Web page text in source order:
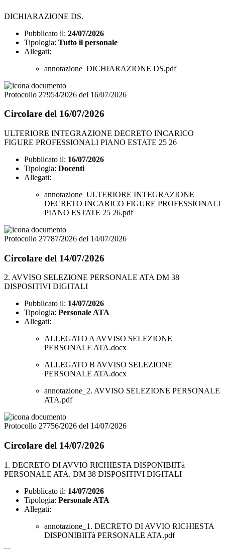
DICHIARAZIONE DS.
Pubblicato il: 24/07/2026
Tipologia: Tutto il personale
Allegati:
annotazione_DICHIARAZIONE DS.pdf
Protocollo 27954/2026 del 16/07/2026
Circolare del 16/07/2026
ULTERIORE INTEGRAZIONE DECRETO INCARICO
FIGURE PROFESSIONALI PIANO ESTATE 25 26
Pubblicato il: 16/07/2026
Tipologia: Docenti
Allegati:
annotazione_ULTERIORE INTEGRAZIONE
DECRETO INCARICO FIGURE PROFESSIONALI
PIANO ESTATE 25 26.pdf
Protocollo 27787/2026 del 14/07/2026
Circolare del 14/07/2026
2. AVVISO SELEZIONE PERSONALE ATA DM 38
DISPOSITIVI DIGITALI
Pubblicato il: 14/07/2026
Tipologia: Personale ATA
Allegati:
ALLEGATO A AVVISO SELEZIONE
PERSONALE ATA.docx
ALLEGATO B AVVISO SELEZIONE
PERSONALE ATA.docx
annotazione_2. AVVISO SELEZIONE PERSONALE
ATA.pdf
Protocollo 27756/2026 del 14/07/2026
Circolare del 14/07/2026
1. DECRETO DI AVVIO RICHIESTA DISPONIBIITà
PERSONALE ATA. DM 38 DISPOSITIVI DIGITALI
Pubblicato il: 14/07/2026
Tipologia: Personale ATA
Allegati:
annotazione_1. DECRETO DI AVVIO RICHIESTA
DISPONIBIITà PERSONALE ATA.pdf